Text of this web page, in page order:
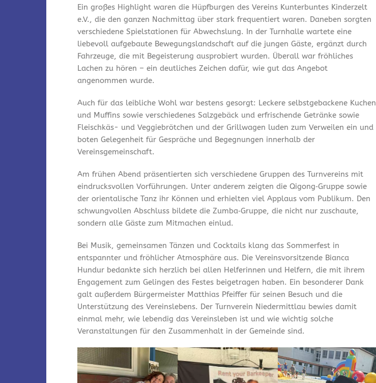
Ein großes Highlight waren die Hüpfburgen des Vereins Kunterbuntes Kinderzelt
e.V., die den ganzen Nachmittag über stark frequentiert waren. Daneben sorgten
verschiedene Spielstationen für Abwechslung. In der Turnhalle wartete eine
liebevoll aufgebaute Bewegungslandschaft auf die jungen Gäste, ergänzt durch
Fahrzeuge, die mit Begeisterung ausprobiert wurden. Überall war fröhliches
Lachen zu hören – ein deutliches Zeichen dafür, wie gut das Angebot
angenommen wurde.
Auch für das leibliche Wohl war bestens gesorgt: Leckere selbstgebackene Kuchen
und Muffins sowie verschiedenes Salzgebäck und erfrischende Getränke sowie
Fleischkäs- und Veggiebrötchen und der Grillwagen luden zum Verweilen ein und
boten Gelegenheit für Gespräche und Begegnungen innerhalb der
Vereinsgemeinschaft.
Am frühen Abend präsentierten sich verschiedene Gruppen des Turnvereins mit
eindrucksvollen Vorführungen. Unter anderem zeigten die Qigong‑Gruppe sowie
der orientalische Tanz ihr Können und erhielten viel Applaus vom Publikum. Den
schwungvollen Abschluss bildete die Zumba‑Gruppe, die nicht nur zuschaute,
sondern alle Gäste zum Mitmachen einlud.
Bei Musik, gemeinsamen Tänzen und Cocktails klang das Sommerfest in
entspannter und fröhlicher Atmosphäre aus. Die Vereinsvorsitzende Bianca
Hundur bedankte sich herzlich bei allen Helferinnen und Helfern, die mit ihrem
Engagement zum Gelingen des Festes beigetragen haben. Ein besonderer Dank
galt außerdem Bürgermeister Matthias Pfeiffer für seinen Besuch und die
Unterstützung des Vereinslebens. Der Turnverein Niedermittlau bewies damit
einmal mehr, wie lebendig das Vereinsleben ist und wie wichtig solche
Veranstaltungen für den Zusammenhalt in der Gemeinde sind.